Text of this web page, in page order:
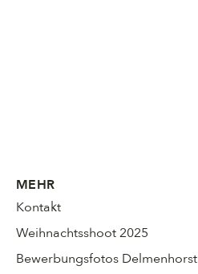
MEHR
Kontakt
Weihnachtsshoot 2025
Bewerbungsfotos Delmenhorst